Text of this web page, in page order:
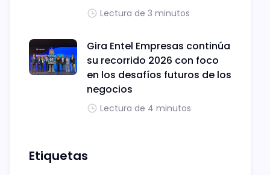
Lectura de 3 minutos
Gira Entel Empresas continúa
su recorrido 2026 con foco
en los desafíos futuros de los
negocios
Lectura de 4 minutos
Etiquetas